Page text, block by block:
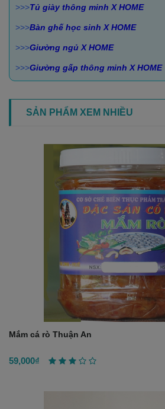
>>>Tủ giày thông minh X HOME
>>>Bàn ghế học sinh X HOME
>>>Giường ngủ X HOME
>>>Giường gấp thông minh X HOME
SẢN PHẨM XEM NHIỀU
Mắm cá rò Thuận An
59,000₫